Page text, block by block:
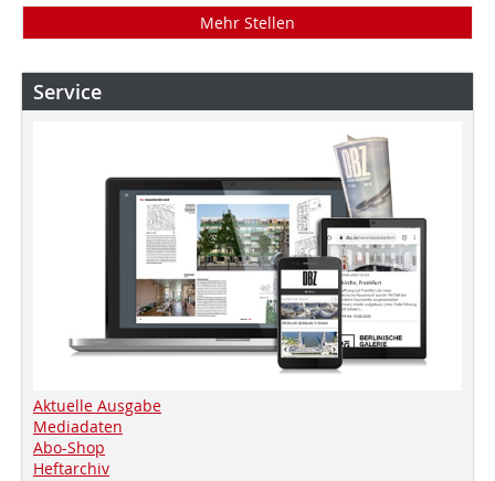
Mehr Stellen
Service
Aktuelle Ausgabe
Mediadaten
Abo-Shop
Heftarchiv